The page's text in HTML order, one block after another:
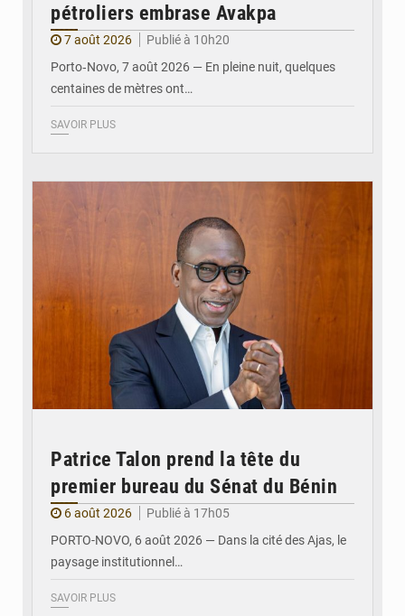
pétroliers embrase Avakpa
7 août 2026
Publié à 10h20
Porto‑Novo, 7 août 2026 — En pleine nuit, quelques
centaines de mètres ont…
SAVOIR PLUS
Patrice Talon prend la tête du
premier bureau du Sénat du Bénin
6 août 2026
Publié à 17h05
PORTO-NOVO, 6 août 2026 — Dans la cité des Ajas, le
paysage institutionnel…
SAVOIR PLUS